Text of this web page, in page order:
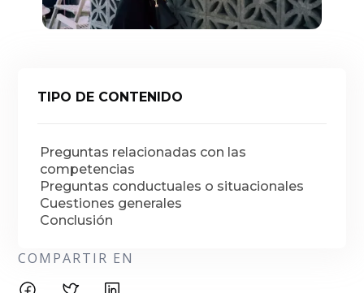
TIPO DE CONTENIDO
Preguntas relacionadas con las
competencias
Preguntas conductuales o situacionales
Cuestiones generales
Conclusión
COMPARTIR EN